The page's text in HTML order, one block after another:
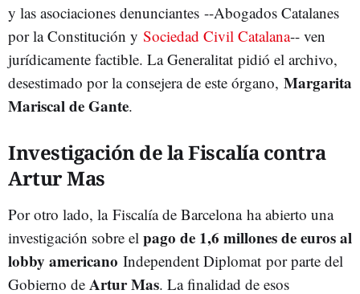
y las asociaciones denunciantes --Abogados Catalanes
por la Constitución y Sociedad Civil Catalana-- ven
jurídicamente factible. La Generalitat pidió el archivo,
desestimado por la consejera de este órgano, Margarita
Mariscal de Gante.
Investigación de la Fiscalía contra
Artur Mas
Por otro lado, la Fiscalía de Barcelona ha abierto una
investigación sobre el pago de 1,6 millones de euros al
lobby americano Independent Diplomat por parte del
Gobierno de Artur Mas. La finalidad de esos